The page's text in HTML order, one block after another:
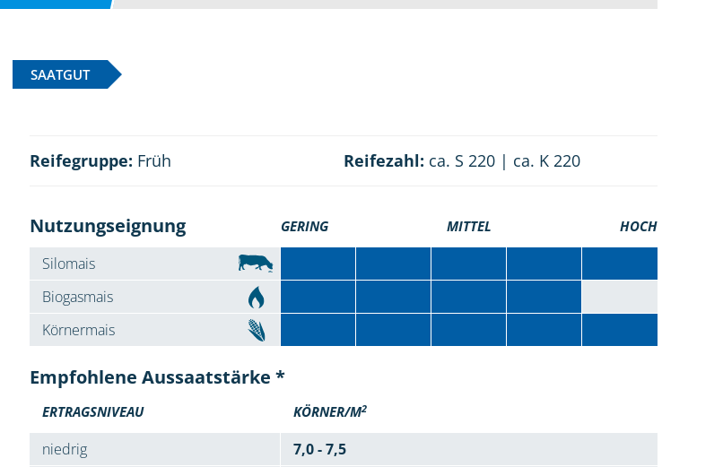
SAATGUT
Reifegruppe: Früh Reifezahl: ca. S 220 | ca. K 220
Nutzungseignung GERING MITTEL HOCH
Silomais
Biogasmais
Körnermais
Empfohlene Aussaatstärke *
ERTRAGSNIVEAU KÖRNER/M2
niedrig
7,0 - 7,5